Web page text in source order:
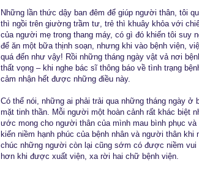
Những lần thức dậy ban đêm để giúp người thân, tôi
thì ngồi trên giường trầm tư, trẻ thì khuây khỏa với
của người mẹ trong thang máy, có gì đó khiến tôi suy
để ăn một bữa thịnh soạn, nhưng khi vào bệnh viện,
quá đến như vậy! Rồi những tháng ngày vật vả nơi
thất vọng – khi nghe bác sĩ thông báo về tình trạng
cảm nhận hết được những điều này.
Có thể nói, những ai phải trải qua những tháng ngày
mặt tinh thần. Mỗi người một hoàn cảnh rất khác biệt
ước mong cho người thân của mình mau bình phục
kiến niềm hạnh phúc của bệnh nhân và người thân
chúc những người còn lại cũng sớm có được niềm
hơn khi được xuất viện, xa rời hai chữ bệnh viện.